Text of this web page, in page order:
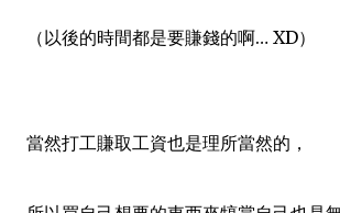
（以後的時間都是要賺錢的啊… XD）
當然打工賺取工資也是理所當然的，